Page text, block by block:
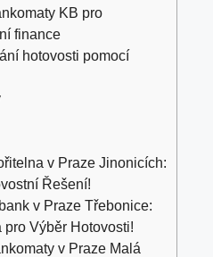
KB pro
finance
hotovosti pomocí
v Praze Jinonicích:
Řešení!
v Praze Třebonice:
Výběr Hotovosti!
v Praze Malá